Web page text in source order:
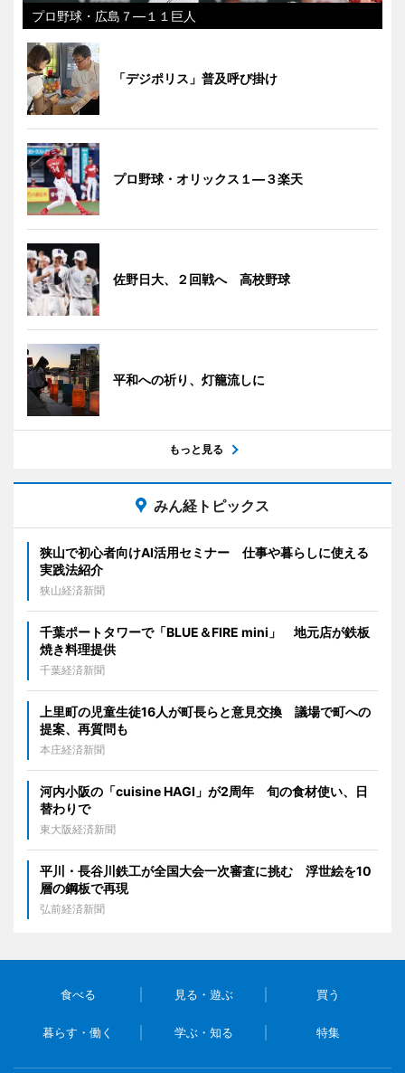
プロ野球・広島７―１１巨人
「デジポリス」普及呼び掛け
プロ野球・オリックス１―３楽天
佐野日大、２回戦へ 高校野球
平和への祈り、灯籠流しに
もっと見る
みん経トピックス
狭山で初心者向けAI活用セミナー 仕事や暮らしに使える
実践法紹介
狭山経済新聞
千葉ポートタワーで「BLUE＆FIRE mini」 地元店が鉄板
焼き料理提供
千葉経済新聞
上里町の児童生徒16人が町長らと意見交換 議場で町への
提案、再質問も
本庄経済新聞
河内小阪の「cuisine HAGI」が2周年 旬の食材使い、日
替わりで
東大阪経済新聞
平川・長谷川鉄工が全国大会一次審査に挑む 浮世絵を10
層の鋼板で再現
弘前経済新聞
食べる 見る・遊ぶ 買う
暮らす・働く 学ぶ・知る 特集